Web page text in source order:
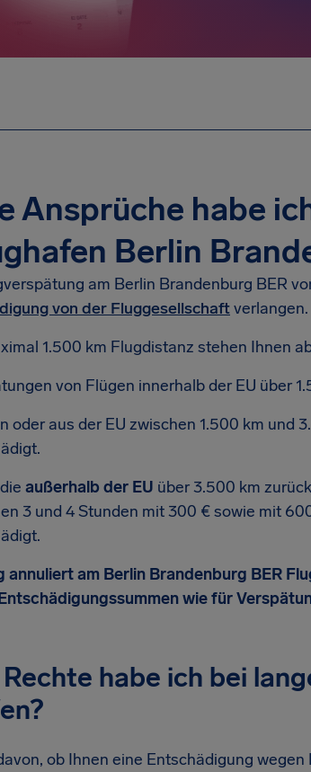
Ansprüche habe
Berlin
am Berlin Brandenburg BER
von der Fluggesellschaftverlangen.
1.500 km Flugdistanz stehen Ihnen
von Flügen innerhalb der EU über
oder aus der EU zwischen 1.500 km
außerhalb der EU über 3.500 km
3 und 4 Stunden mit 300 € sowie mit
annuliert am Berlin Brandenburg BER
wie für
habe ich bei
ob Ihnen eine Entschädigung